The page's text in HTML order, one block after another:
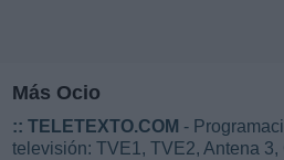
Más Ocio
:: TELETEXTO.COM -
televisión: TVE1, TVE2, Antena 3,